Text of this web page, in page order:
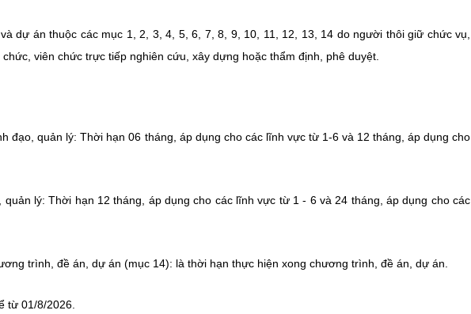
dự án thuộc các mục 1, 2, 3, 4, 5, 6, 7, 8, 9, 10, 11, 12, 13, 14 do người thôi giữ chức vụ,
viên chức trực tiếp nghiên cứu, xây dựng hoặc thẩm định, phê duyệt.
đạo, quản lý: Thời hạn 06 tháng, áp dụng cho các lĩnh vực từ 1-6 và 12 tháng, áp dụng cho
lý: Thời hạn 12 tháng, áp dụng cho các lĩnh vực từ 1 - 6 và 24 tháng, áp dụng cho các
trình, đề án, dự án (mục 14): là thời hạn thực hiện xong chương trình, đề án, dự án.
từ 01/8/2026.